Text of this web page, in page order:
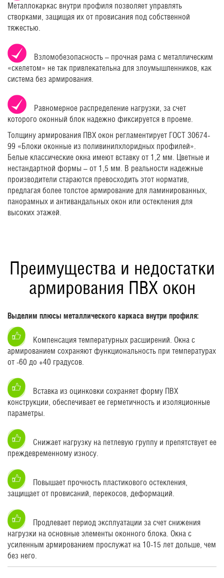
Металлокаркас внутри профиля позволяет управлять
створками, защищая их от провисания под собственной
тяжестью.
Взломобезопасность – прочная рама с металлическим
«скелетом» не так привлекательна для злоумышленников, как
система без армирования.
Равномерное распределение нагрузки, за счет
которого оконный блок надежно фиксируется в проеме.
Толщину армирования ПВХ окон регламентирует ГОСТ 30674-
99 «Блоки оконные из поливинилхлоридных профилей».
Белые классические окна имеют вставку от 1,2 мм. Цветные и
нестандартной формы – от 1,5 мм. В реальности надежные
производители стараются превосходить этот норматив,
предлагая более толстое армирование для ламинированных,
панорамных и антивандальных окон или остекления для
высоких этажей.
Преимущества и недостатки
армирования ПВХ окон
Выделим плюсы металлического каркаса внутри профиля:
Компенсация температурных расширений. Окна с
армированием сохраняют функциональность при температурах
от -60 до +40 градусов.
Вставка из оцинковки сохраняет форму ПВХ
конструкции, обеспечивает ее герметичность и изоляционные
параметры.
Снижает нагрузку на петлевую группу и препятствует ее
преждевременному износу.
Повышает прочность пластикового остекления,
защищает от провисаний, перекосов, деформаций.
Продлевает период эксплуатации за счет снижения
нагрузки на основные элементы оконного блока. Окна с
усиленным армированием прослужат на 10-15 лет дольше, чем
без него.